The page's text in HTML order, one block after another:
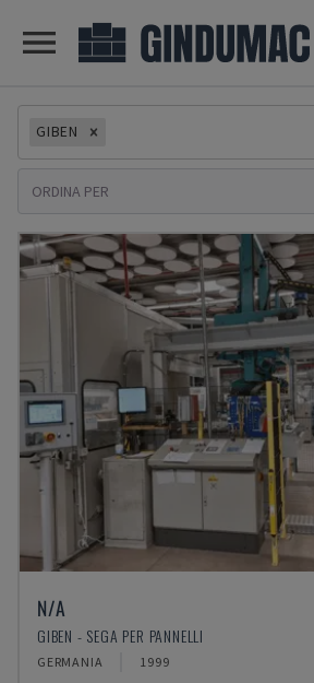
GIBEN
N/A
GIBEN - SEGA PER PANNELLI
GERMANIA 1999